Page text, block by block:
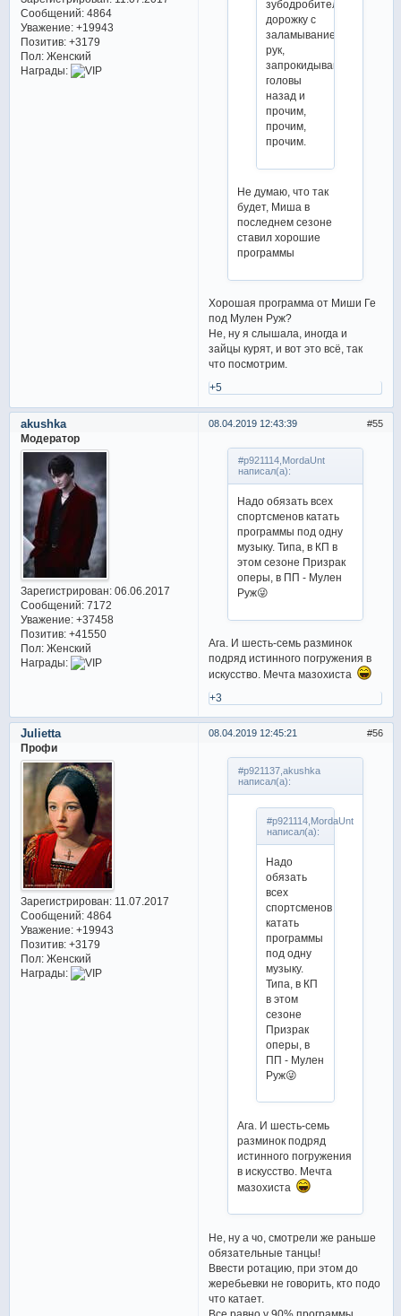
Сообщений:4864
Уважение: +19943
Позитив: +3179
Пол:Женский
Награды:
зубодробительную
дорожку с
заламыванием
рук,
запрокидыванием
головы
назад и
прочим,
прочим,
прочим.
Не думаю, что так
будет, Миша в
последнем сезоне
ставил хорошие
программы
Хорошая программа от Миши Ге
под Мулен Руж?
Не, ну я слышала, иногда и
зайцы курят, и вот это всё, так
что посмотрим.
+5
55
08.04.2019 12:43:39
akushka
Модератор
Зарегистрирован: 06.06.2017
Сообщений:7172
Уважение: +37458
Позитив: +41550
Пол:Женский
Награды:
#p921114,MordaUnt
написал(а):
Надо обязать всех
спортсменов катать
программы под одну
музыку. Типа, в КП в
этом сезоне Призрак
оперы, в ПП - Мулен
Руж😜
Ага. И шесть-семь разминок
подряд истинного погружения в
искусство. Мечта мазохиста
+3
56
08.04.2019 12:45:21
Julietta
Профи
Зарегистрирован: 11.07.2017
Сообщений:4864
Уважение: +19943
Позитив: +3179
Пол:Женский
Награды:
#p921137,akushka
написал(а):
#p921114,MordaUnt
написал(а):
Надо
обязать
всех
спортсменов
катать
программы
под одну
музыку.
Типа, в КП
в этом
сезоне
Призрак
оперы, в
ПП - Мулен
Руж😜
Ага. И шесть-семь
разминок подряд
истинного погружения
в искусство. Мечта
мазохиста
Не, ну а чо, смотрели же раньше
обязательные танцы!
Ввести ротацию, при этом до
жеребьевки не говорить, кто подо
что катает.
Все равно у 90% программы